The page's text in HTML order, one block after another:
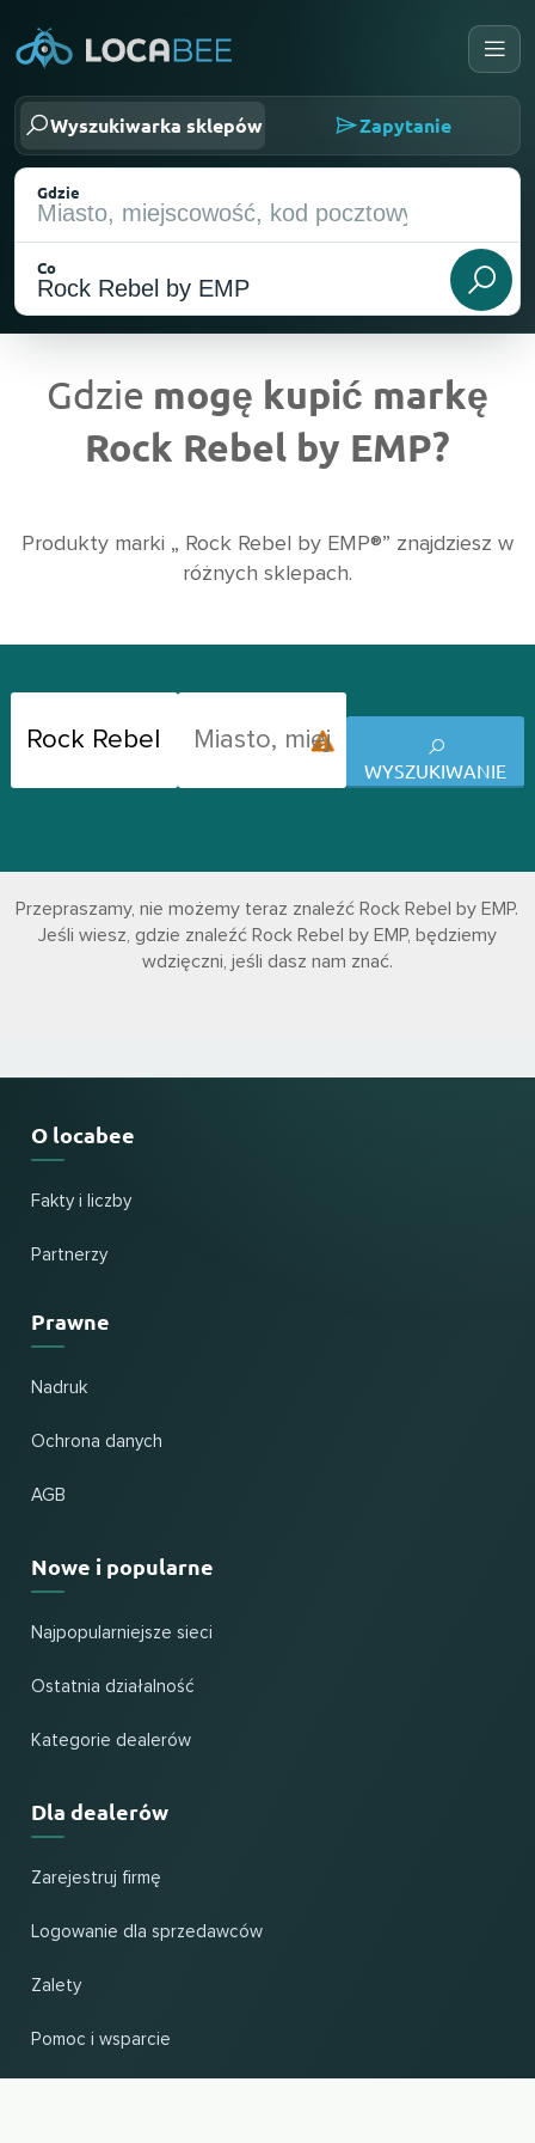
Wyszukiwarka sklepów Zapytanie
Gdzie
Co
Aktualna lokalizacja
Gdzie mogę kupić markę
Rock Rebel by EMP?
Produkty marki „ Rock Rebel by EMP®” znajdziesz w
różnych sklepach.
WYSZUKIWANIE
Przepraszamy, nie możemy teraz znaleźć Rock Rebel by EMP.
Jeśli wiesz, gdzie znaleźć Rock Rebel by EMP, będziemy
wdzięczni, jeśli dasz nam znać.
O locabee
Fakty i liczby
Partnerzy
Prawne
Nadruk
Ochrona danych
AGB
Nowe i popularne
Najpopularniejsze sieci
Ostatnia działalność
Kategorie dealerów
Dla dealerów
Zarejestruj firmę
Logowanie dla sprzedawców
Zalety
Pomoc i wsparcie